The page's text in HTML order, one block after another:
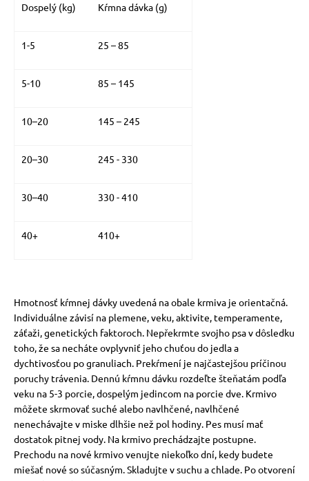
Dospelý (kg) Kŕmna dávka (g)
1-5 25 – 85
5-10 85 – 145
10–20 145 – 245
20–30 245 - 330
30–40 330 - 410
40+ 410+
Hmotnosť kŕmnej dávky uvedená na obale krmiva je orientačná.
Individuálne závisí na plemene, veku, aktivite, temperamente,
záťaži, genetických faktoroch. Nepřekrmte svojho psa v dôsledku
toho, že sa necháte ovplyvniť jeho chuťou do jedla a
dychtivosťou po granuliach. Prekŕmení je najčastejšou príčinou
poruchy trávenia. Dennú kŕmnu dávku rozdeľte šteňatám podľa
veku na 5-3 porcie, dospelým jedincom na porcie dve. Krmivo
môžete skrmovať suché alebo navlhčené, navlhčené
nenechávajte v miske dlhšie než pol hodiny. Pes musí mať
dostatok pitnej vody. Na krmivo prechádzajte postupne.
Prechodu na nové krmivo venujte niekoľko dní, kedy budete
miešať nové so súčasným. Skladujte v suchu a chlade. Po otvorení